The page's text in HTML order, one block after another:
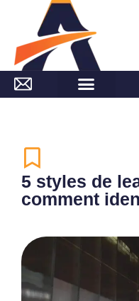
5 styles de
comment